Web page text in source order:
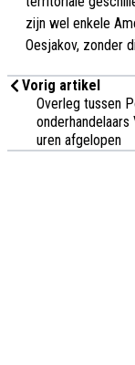
zijn wel enkele
Oesjakov, zonder
Vorig artikel
Overleg tussen
onderhandelaars
uren afgelopen